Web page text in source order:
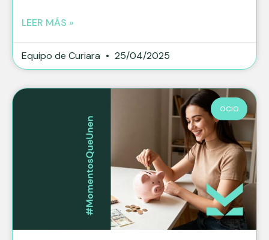
LEER MÁS »
Equipo de Curiara 25/04/2025
OCIO